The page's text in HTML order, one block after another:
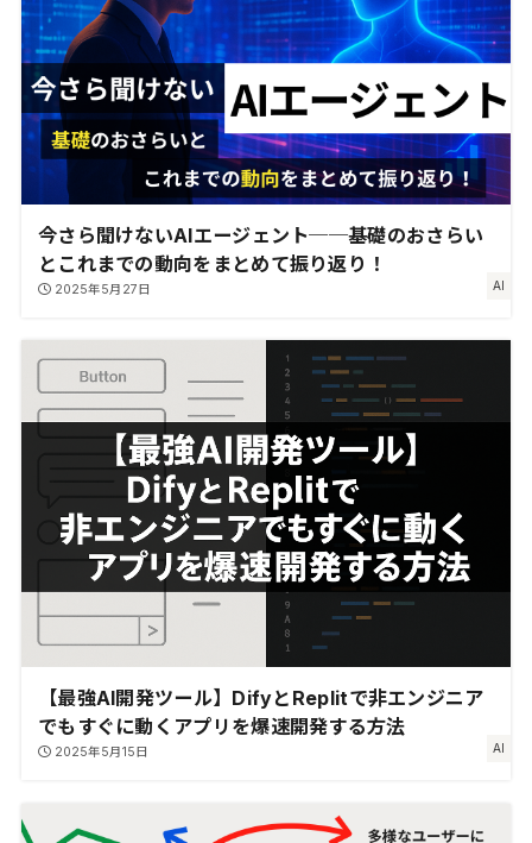
AI
今さら聞けないAIエージェント──基礎のおさらい
とこれまでの動向をまとめて振り返り！
2025年5月27日
AI
【最強AI開発ツール】DifyとReplitで非エンジニア
でもすぐに動くアプリを爆速開発する方法
2025年5月15日